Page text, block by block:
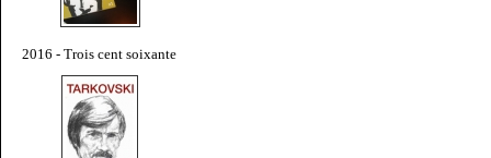
2016 - Trois cent soixante